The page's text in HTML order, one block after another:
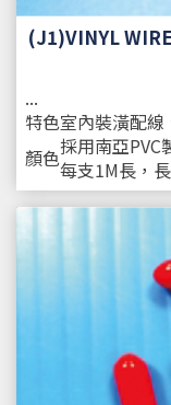
(J1)VINYL
...
特色室內裝潢配線
顏色採用南亞PVC
每支1M長，